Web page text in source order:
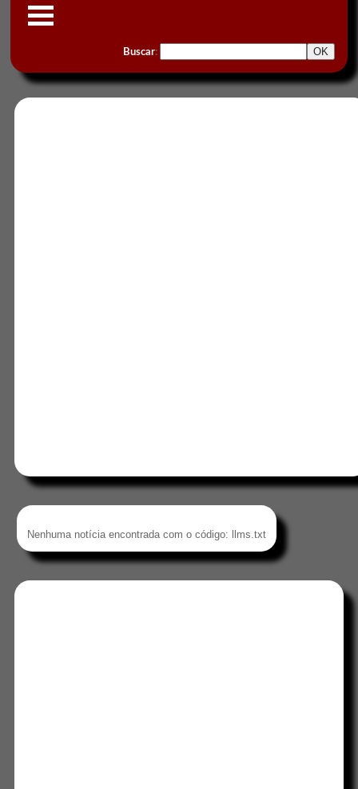
Buscar:
Nenhuma notícia encontrada com o código: llms.txt